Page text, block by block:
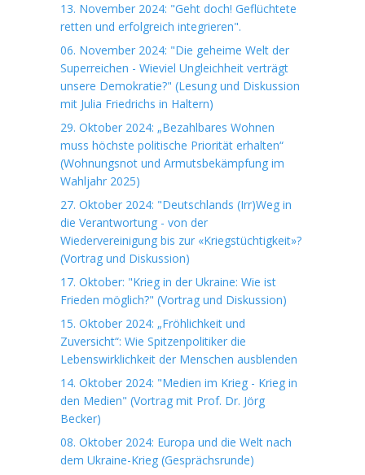
13. November 2024: "Geht doch! Geflüchtete
retten und erfolgreich integrieren".
06. November 2024: "Die geheime Welt der
Superreichen - Wieviel Ungleichheit verträgt
unsere Demokratie?" (Lesung und Diskussion
mit Julia Friedrichs in Haltern)
29. Oktober 2024: „Bezahlbares Wohnen
muss höchste politische Priorität erhalten“
(Wohnungsnot und Armutsbekämpfung im
Wahljahr 2025)
27. Oktober 2024: "Deutschlands (Irr)Weg in
die Verantwortung - von der
Wiedervereinigung bis zur «Kriegstüchtigkeit»?
(Vortrag und Diskussion)
17. Oktober: "Krieg in der Ukraine: Wie ist
Frieden möglich?" (Vortrag und Diskussion)
15. Oktober 2024: „Fröhlichkeit und
Zuversicht“: Wie Spitzenpolitiker die
Lebenswirklichkeit der Menschen ausblenden
14. Oktober 2024: "Medien im Krieg - Krieg in
den Medien" (Vortrag mit Prof. Dr. Jörg
Becker)
08. Oktober 2024: Europa und die Welt nach
dem Ukraine-Krieg (Gesprächsrunde)